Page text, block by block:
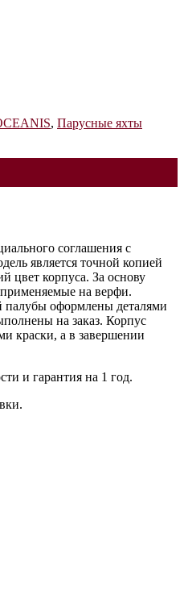
, Парусные яхты
соглашения с
является точной копией
цвет корпуса. За основу
на верфи.
палубы оформлены деталями
на заказ. Корпус
краски, а в завершении
и гарантия на 1 год.